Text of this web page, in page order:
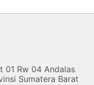
01 Rw 04 Andalas
Sumatera Barat